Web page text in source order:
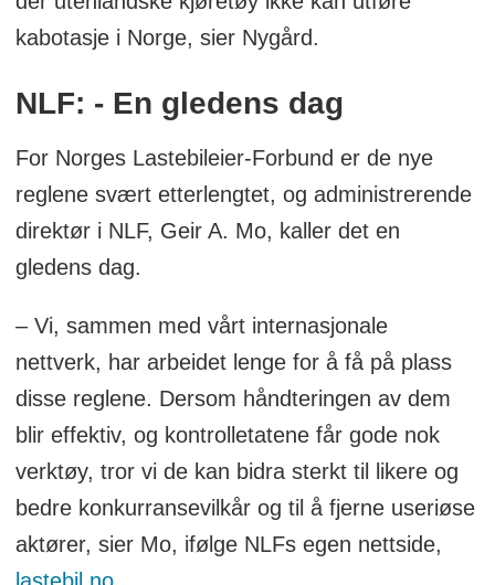
med tillatt totalvekt mellom 2,5 og 3,5
tonn.
kabotasje i Norge, sier Nygård.
NLF: - En gledens dag
For Norges Lastebileier-Forbund er de nye
reglene svært etterlengtet, og administrerende
direktør i NLF, Geir A. Mo, kaller det en
gledens dag.
– Vi, sammen med vårt internasjonale
nettverk, har arbeidet lenge for å få på plass
disse reglene. Dersom håndteringen av dem
blir effektiv, og kontrolletatene får gode nok
verktøy, tror vi de kan bidra sterkt til likere og
bedre konkurransevilkår og til å fjerne useriøse
aktører, sier Mo, ifølge NLFs egen nettside,